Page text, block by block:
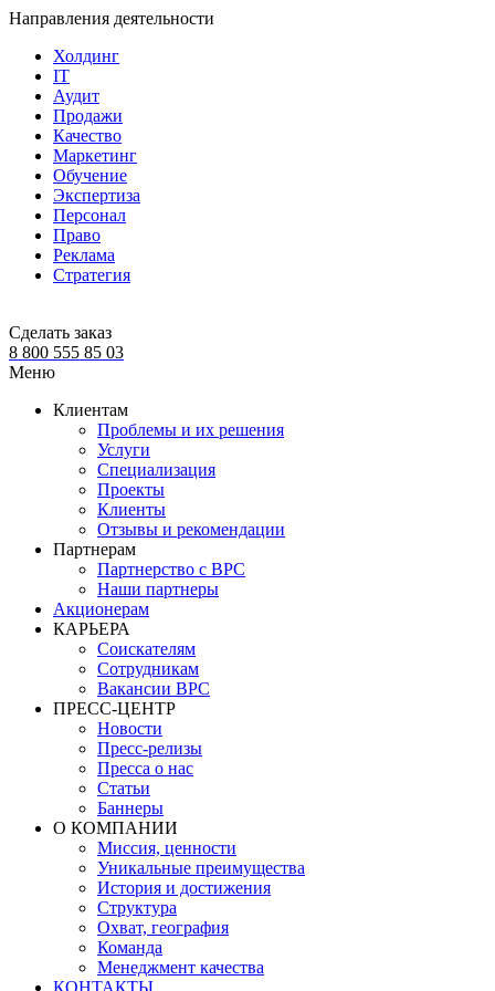
Направления деятельности
Холдинг
IT
Аудит
Продажи
Качество
Маркетинг
Обучение
Экспертиза
Персонал
Право
Реклама
Стратегия
Сделать заказ
8 800 555 85 03
Меню
Клиентам
Проблемы и их решения
Услуги
Специализация
Проекты
Клиенты
Отзывы и рекомендации
Партнерам
Партнерство с BPC
Наши партнеры
Акционерам
КАРЬЕРА
Соискателям
Сотрудникам
Вакансии BPC
ПРЕСС-ЦЕНТР
Новости
Пресс-релизы
Пресса о нас
Статьи
Баннеры
О КОМПАНИИ
Миссия, ценности
Уникальные преимущества
История и достижения
Структура
Охват, география
Команда
Менеджмент качества
КОНТАКТЫ